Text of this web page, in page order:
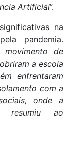
Artificial”.
na
pandemia.
movimento de
a escola
enfrentaram
com a
onde a
resumiu ao